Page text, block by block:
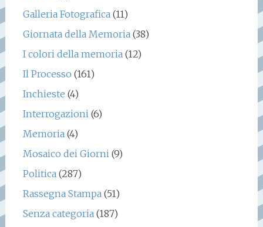
Galleria Fotografica(11)
Giornata della Memoria(38)
I colori della memoria(12)
Il Processo (161)
Inchieste (4)
Interrogazioni(6)
Memoria(4)
Mosaico dei Giorni(9)
Politica(287)
Rassegna Stampa(51)
Senza categoria(187)